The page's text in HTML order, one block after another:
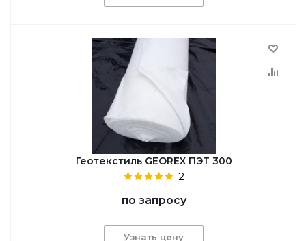
Геотекстиль GEОREX ПЭТ 300
2
по запросу
Узнать цену